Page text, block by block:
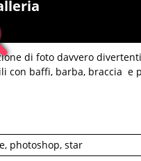
di foto davvero
con baffi, barba, braccia e
, photoshop, star